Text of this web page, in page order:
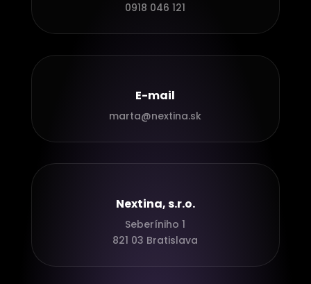
0918 046 121
E-mail
marta@nextina.sk
Nextina, s.r.o.
Seberíniho 1
821 03 Bratislava